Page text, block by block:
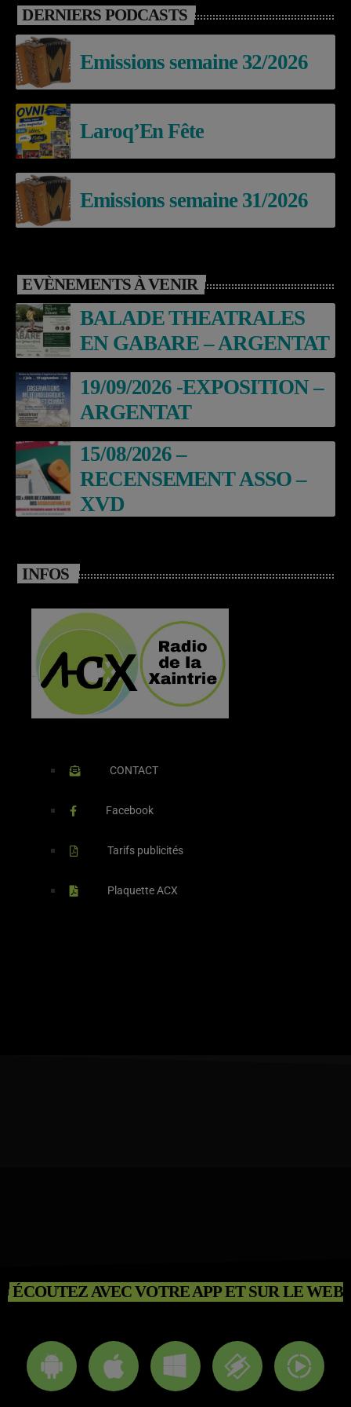
DERNIERS PODCASTS
Emissions semaine 32/2026
Laroq’En Fête
Emissions semaine 31/2026
EVÈNEMENTS À VENIR
BALADE THEATRALES
EN GABARE – ARGENTAT
19/09/2026 -EXPOSITION –
ARGENTAT
15/08/2026 –
RECENSEMENT ASSO –
XVD
INFOS
CONTACT
Facebook
Tarifs publicités
Plaquette ACX
ÉCOUTEZ AVEC VOTRE APP ET SUR LE WEB